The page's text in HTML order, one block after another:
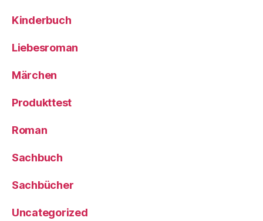
Kinderbuch
Liebesroman
Märchen
Produkttest
Roman
Sachbuch
Sachbücher
Uncategorized